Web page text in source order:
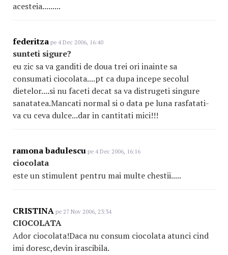
acesteia.........
federitza pe 4 Dec 2006, 16:40
sunteti sigure?
eu zic sa va ganditi de doua trei ori inainte sa
consumati ciocolata....pt ca dupa incepe secolul
dietelor....si nu faceti decat sa va distrugeti singure
sanatatea.Mancati normal si o data pe luna rasfatati-
va cu ceva dulce...dar in cantitati mici!!!
ramona badulescu pe 4 Dec 2006, 16:16
ciocolata
este un stimulent pentru mai multe chestii.....
CRISTINA pe 27 Nov 2006, 23:34
CIOCOLATA
Ador ciocolata!Daca nu consum ciocolata atunci cind
imi doresc,devin irascibila.